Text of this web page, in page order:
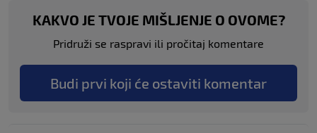
KAKVO JE TVOJE MIŠLJENJE O OVOME?
Pridruži se raspravi ili pročitaj komentare
Budi prvi koji će ostaviti komentar